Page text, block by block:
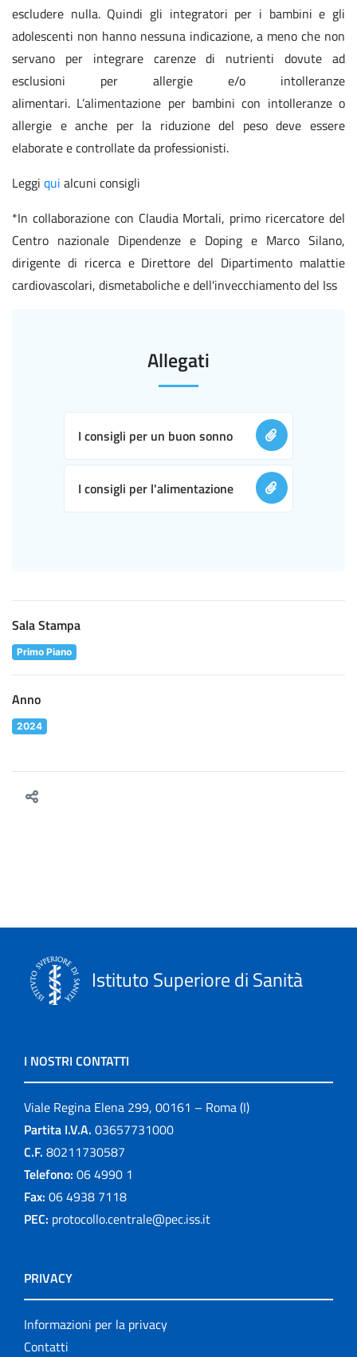
escludere nulla. Quindi gli integratori per i bambini e gli
adolescenti non hanno nessuna indicazione, a meno che non
servano per integrare carenze di nutrienti dovute ad
esclusioni per allergie e/o intolleranze
alimentari. L’alimentazione per bambini con intolleranze o
allergie e anche per la riduzione del peso deve essere
elaborate e controllate da professionisti.
Leggi qui alcuni consigli
*In collaborazione con Claudia Mortali, primo ricercatore del
Centro nazionale Dipendenze e Doping e Marco Silano,
dirigente di ricerca e Direttore del Dipartimento malattie
cardiovascolari, dismetaboliche e dell'invecchiamento del Iss
Allegati
I consigli per un buon sonno
I consigli per l'alimentazione
Sala Stampa
Primo Piano
Anno
2024
Istituto Superiore di Sanità
I NOSTRI CONTATTI
Viale Regina Elena 299, 00161 – Roma (I)
Partita I.V.A. 03657731000
C.F. 80211730587
Telefono: 06 4990 1
Fax: 06 4938 7118
PEC: protocollo.centrale@pec.iss.it
PRIVACY
Informazioni per la privacy
Contatti